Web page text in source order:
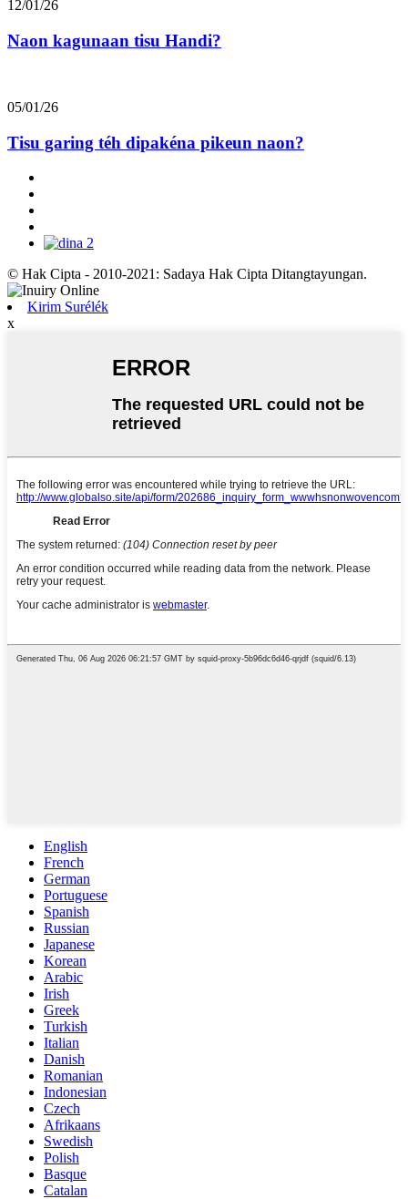
12/01/26
Naon kagunaan tisu Handi?
05/01/26
Tisu garing téh dipakéna pikeun naon?
© Hak Cipta - 2010-2021: Sadaya Hak Cipta Ditangtayungan.
Kirim Surélék
x
English
French
German
Portuguese
Spanish
Russian
Japanese
Korean
Arabic
Irish
Greek
Turkish
Italian
Danish
Romanian
Indonesian
Czech
Afrikaans
Swedish
Polish
Basque
Catalan